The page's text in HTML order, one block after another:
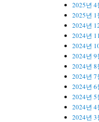
2025년 4
2025년 1
2024년
2024년
2024년
2024년 9
2024년 8
2024년 7
2024년 6
2024년 5
2024년 4
2024년 3